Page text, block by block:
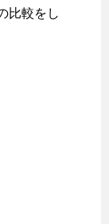
比較をし